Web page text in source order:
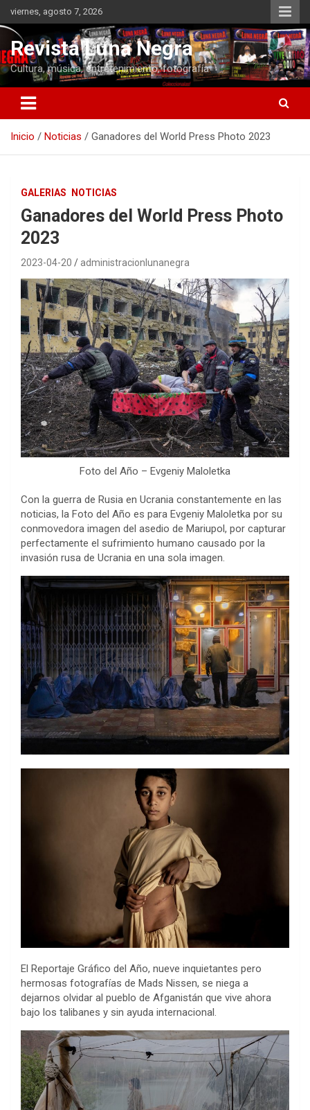
Saltar
al
contenido
viernes, agosto 7, 2026
Revista Luna Negra
Cultura, música, entretenimiento, fotografía
Inicio Noticias Ganadores del World Press Photo 2023
GALERIAS NOTICIAS
Ganadores del World Press Photo
2023
2023-04-20 administracionlunanegra
Foto del Año – Evgeniy Maloletka
Con la guerra de Rusia en Ucrania constantemente en las
noticias, la Foto del Año es para Evgeniy Maloletka por su
conmovedora imagen del asedio de Mariupol, por capturar
perfectamente el sufrimiento humano causado por la
invasión rusa de Ucrania en una sola imagen.
El Reportaje Gráfico del Año, nueve inquietantes pero
hermosas fotografías de Mads Nissen, se niega a
dejarnos olvidar al pueblo de Afganistán que vive ahora
bajo los talibanes y sin ayuda internacional.